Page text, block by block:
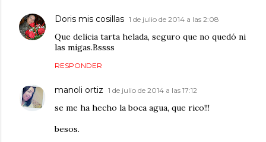
Doris mis cosillas 1 de julio de 2014 a las 2:08
Que delicia tarta helada, seguro que no quedó ni
las migas.Bssss
RESPONDER
manoli ortiz 1 de julio de 2014 a las 17:12
se me ha hecho la boca agua, que rico!!!
besos.